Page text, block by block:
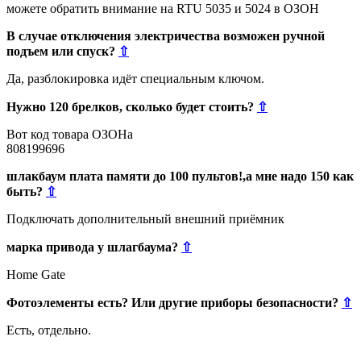
можете обратить внимание на RTU 5035 и 5024 в ОЗОН
В случае отключения электричества возможен ручной
подъем или спуск? ⇧
Да, разблокировка идёт специальным ключом.
Нужно 120 брелков, сколько будет стоить? ⇧
Вот код товара ОЗОНа
808199696
шлакбаум плата памяти до 100 пультов!,а мне надо 150 как
быть? ⇧
Подключать дополнительный внешний приёмник
марка привода у шлагбаума? ⇧
Home Gate
Фотоэлементы есть? Или другие приборы безопасности? ⇧
Есть, отдельно.